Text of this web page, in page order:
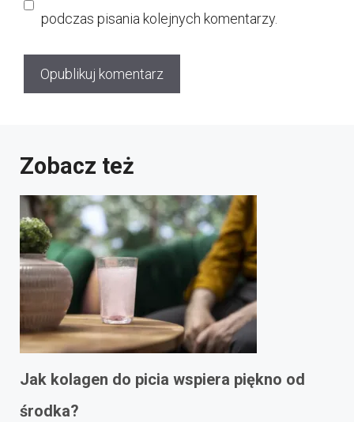
podczas pisania kolejnych komentarzy.
Zobacz też
Jak kolagen do picia wspiera piękno od
środka?